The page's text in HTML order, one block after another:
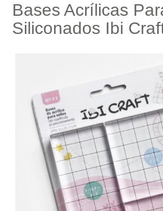
Bases Acrílicas
Siliconados Ibi